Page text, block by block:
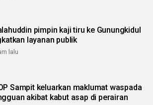
pimpin kaji tiru ke Gunungkidul
layanan publik
lalu
Sampit keluarkan maklumat waspada
akibat kabut asap di perairan